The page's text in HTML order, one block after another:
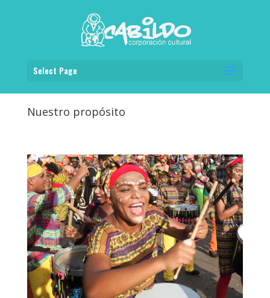
Select Page
Nuestro propósito